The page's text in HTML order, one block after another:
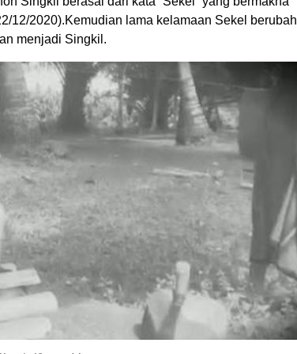
12/2020).Kemudian lama kelamaan Sekel berubah
menjadi Singkil.